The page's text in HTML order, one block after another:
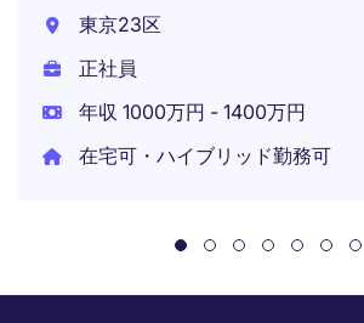
東京23区
正社員
年収 1000万円 - 1400万円
在宅可・ハイブリッド勤務可